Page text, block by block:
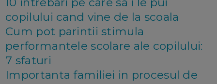
copilului cand vine de la scoala
Cum pot parintii stimula
performantele scolare ale copilului:
7 sfaturi
Importanta familiei in procesul de